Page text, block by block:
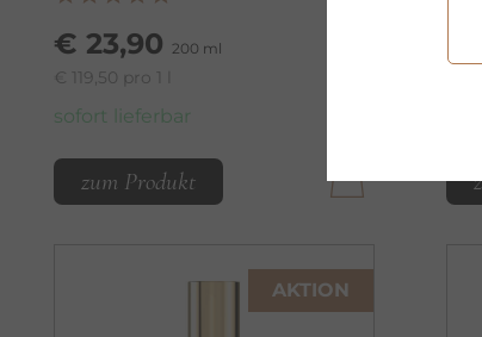
€ 23,90 200 ml
€ 119,50 pro 1 l
sofort lieferbar
zum Produkt
€
AKTION